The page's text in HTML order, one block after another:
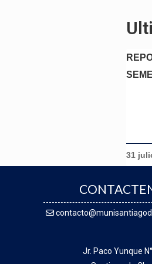
31
Jr. Paco Yunque